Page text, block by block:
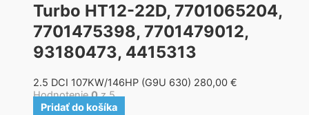
Turbo HT12-22D, 7701065204,
7701475398, 7701479012,
93180473, 4415313
2.5 DCI 107KW/146HP (G9U 630) 280,00 €
Hodnotenie0z 5
Pridať do košíka